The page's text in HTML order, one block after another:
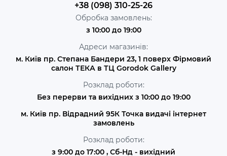
+38 (098) 310-25-26
Обробка замовлень:
з 10:00 до 19:00
Адреси магазинів:
м. Київ пр. Степана Бандери 23, 1 поверх Фірмовий
салон ТЕКА в ТЦ Gorodok Gallery
Розклад роботи:
Без перерви та вихідних з 10:00 до 19:00
м. Київ пр. Відрадний 95К Точка видачі інтернет
замовлень
Розклад роботи:
з 9:00 до 17:00 , Сб-Нд - вихідний